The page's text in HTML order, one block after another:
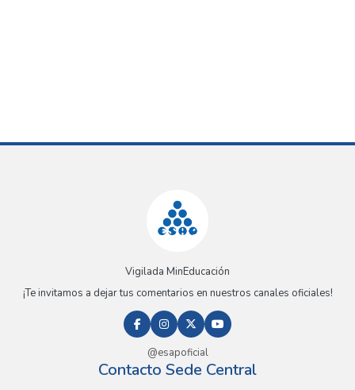
Vigilada MinEducación
¡Te invitamos a dejar tus comentarios en nuestros canales oficiales!
@esapoficial
Contacto Sede Central